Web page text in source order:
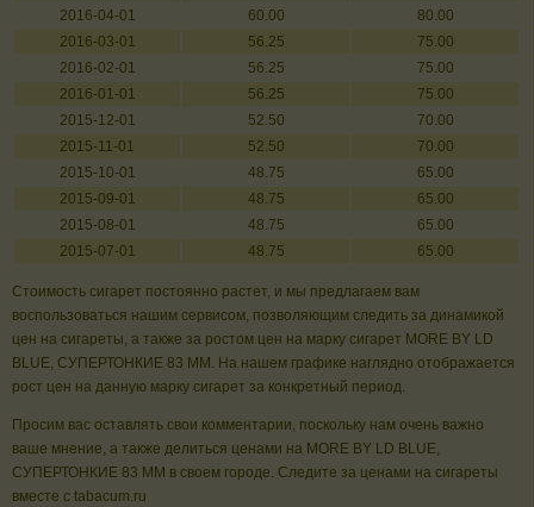
2016-04-01
60.00
80.00
2016-03-01
56.25
75.00
2016-02-01
56.25
75.00
2016-01-01
56.25
75.00
2015-12-01
52.50
70.00
2015-11-01
52.50
70.00
2015-10-01
48.75
65.00
2015-09-01
48.75
65.00
2015-08-01
48.75
65.00
2015-07-01
48.75 65.00
Стоимость сигарет постоянно растет, и мы предлагаем вам
воспользоваться нашим сервисом, позволяющим следить за динамикой
цен на сигареты, а также за ростом цен на марку сигарет MORE BY LD
BLUE, СУПЕРТОНКИЕ 83 ММ. На нашем графике наглядно отображается
рост цен на данную марку сигарет за конкретный период.
Просим вас оставлять свои комментарии, поскольку нам очень важно
ваше мнение, а также делиться ценами на MORE BY LD BLUE,
СУПЕРТОНКИЕ 83 ММ в своем городе. Следите за ценами на сигареты
вместе с tabacum.ru